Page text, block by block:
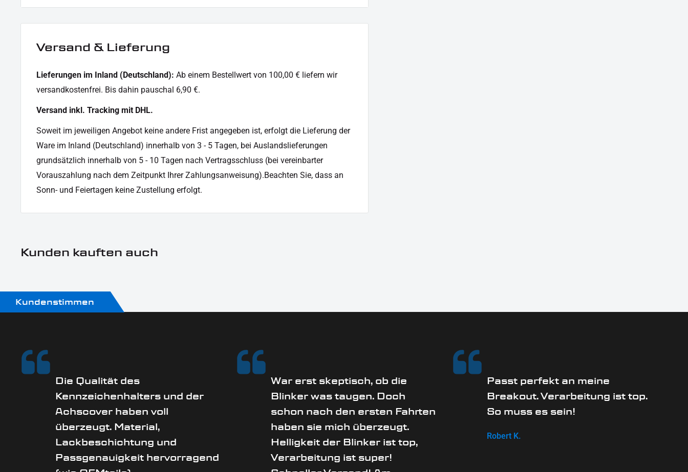
Versand & Lieferung
Lieferungen im Inland (Deutschland): Ab einem Bestellwert von 100,00 € liefern wir
versandkostenfrei. Bis dahin pauschal 6,90 €.
Versand inkl. Tracking mit DHL.
Soweit im jeweiligen Angebot keine andere Frist angegeben ist, erfolgt die Lieferung der
Ware im Inland (Deutschland) innerhalb von 3 - 5 Tagen, bei Auslandslieferungen
grundsätzlich innerhalb von 5 - 10 Tagen nach Vertragsschluss (bei vereinbarter
Vorauszahlung nach dem Zeitpunkt Ihrer Zahlungsanweisung).Beachten Sie, dass an
Sonn- und Feiertagen keine Zustellung erfolgt.
Kunden kauften auch
Kundenstimmen
Die Qualität des
Kennzeichenhalters und der
Achscover haben voll
überzeugt. Material,
Lackbeschichtung und
Passgenauigkeit hervorragend
War erst skeptisch, ob die
Blinker was taugen. Doch
schon nach den ersten Fahrten
haben sie mich überzeugt.
Helligkeit der Blinker ist top,
Verarbeitung ist super!
Passt perfekt an meine
Breakout. Verarbeitung ist top.
So muss es sein!
Robert K.